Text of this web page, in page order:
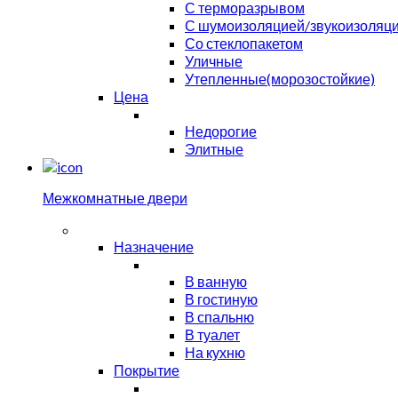
С терморазрывом
С шумоизоляцией/
Со стеклопакетом
Уличные
Утепленные(морозостойкие)
Цена
Недорогие
Элитные
Межкомнатные двери
Назначение
В ванную
В гостиную
В спальню
В туалет
На кухню
Покрытие